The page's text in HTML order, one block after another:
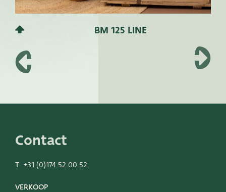
BM 125 LINE
Contact
T +31 (0)174 52 00 52
VERKOOP